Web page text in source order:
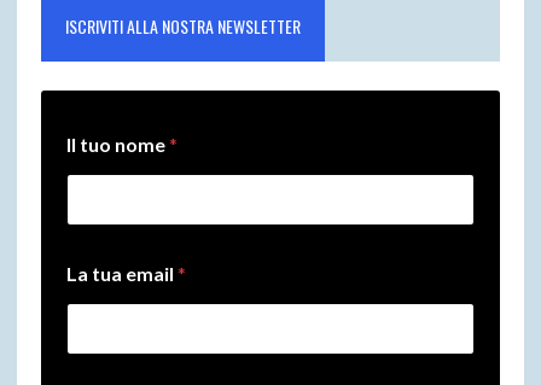
ISCRIVITI ALLA NOSTRA NEWSLETTER
Il tuo nome*
a
L
L
La tua email *